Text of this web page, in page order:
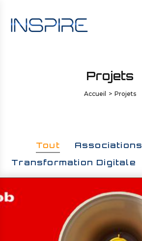
Projets
Accueil > Projets
Tout Associations
Transformation Digitale